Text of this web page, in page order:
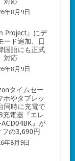
年8月9日
Project』にデ
ード追加、日
国語にも正式
対応
年8月9日
タイムセー
ホやタブレッ
同時に充電で
充電器『エレ
ACD04BK』が
フの3,690円
年8月9日